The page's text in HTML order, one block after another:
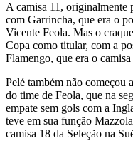
A camisa 11, originalmente
com Garrincha, que era o
Vicente Feola. Mas o
Copa como titular, com a
Flamengo, que era o camisa
Pelé também não
do time de Feola, que na
empate sem gols com a
teve em sua função
camisa 18 da Seleção na